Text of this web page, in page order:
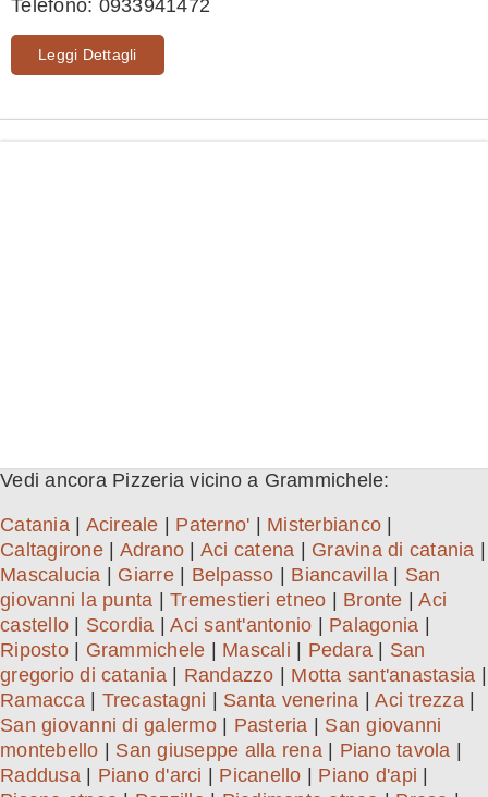
Telefono: 0933941472
Leggi Dettagli
Vedi ancora Pizzeria vicino a Grammichele:
Catania| Acireale Paterno' Misterbianco
Caltagirone| Adrano Aci catena Gravina di catania
Mascalucia
Giarre| Belpasso Biancavilla
San
giovanni la punta
Tremestieri etneo Bronte |Aci
castello
Scordia |Aci sant'antonio Palagonia
Riposto| Grammichele Mascali Pedara
San
gregorio di catania| Randazzo Motta sant'anastasia
Ramacca| Trecastagni Santa venerina |Aci trezza|
San giovanni di galermo| Pasteria
San giovanni
montebello
San giuseppe alla rena| Piano tavola
Raddusa| Piano d'arci Picanello Piano d'api